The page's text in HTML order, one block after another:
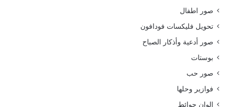
صور اطفال
تحويل فليكسات فودافون
صور أدعية وأذكار الصباح
بوستات
صور حب
فوازير وحلها
الوان حوائط